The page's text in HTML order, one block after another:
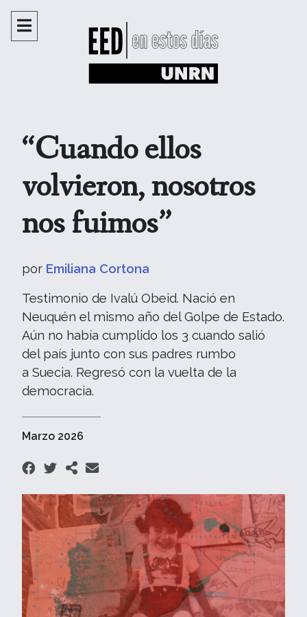
“Cuando ellos
volvieron, nosotros
nos fuimos”
por Emiliana Cortona
Testimonio de Ivalú Obeid. Nació en
Neuquén el mismo año del Golpe de Estado.
Aún no había cumplido los 3 cuando salió
del país junto con sus padres rumbo
a Suecia. Regresó con la vuelta de la
democracia.
Marzo 2026